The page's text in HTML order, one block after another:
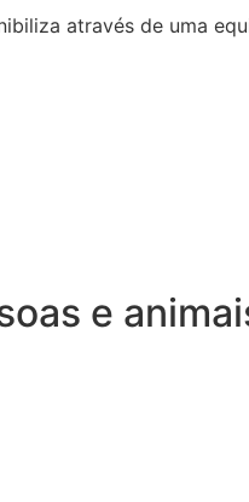
através de uma
e